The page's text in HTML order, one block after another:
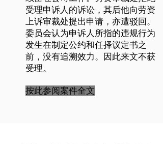
受理申诉人的诉讼，其后他向劳资
上诉审裁处提出申请，亦遭驳回。
委员会认为申诉人所指的违规行为
发生在制定公约和任择议定书之
前，没有追溯效力。因此来文不获
受理。
按此参阅案件全文